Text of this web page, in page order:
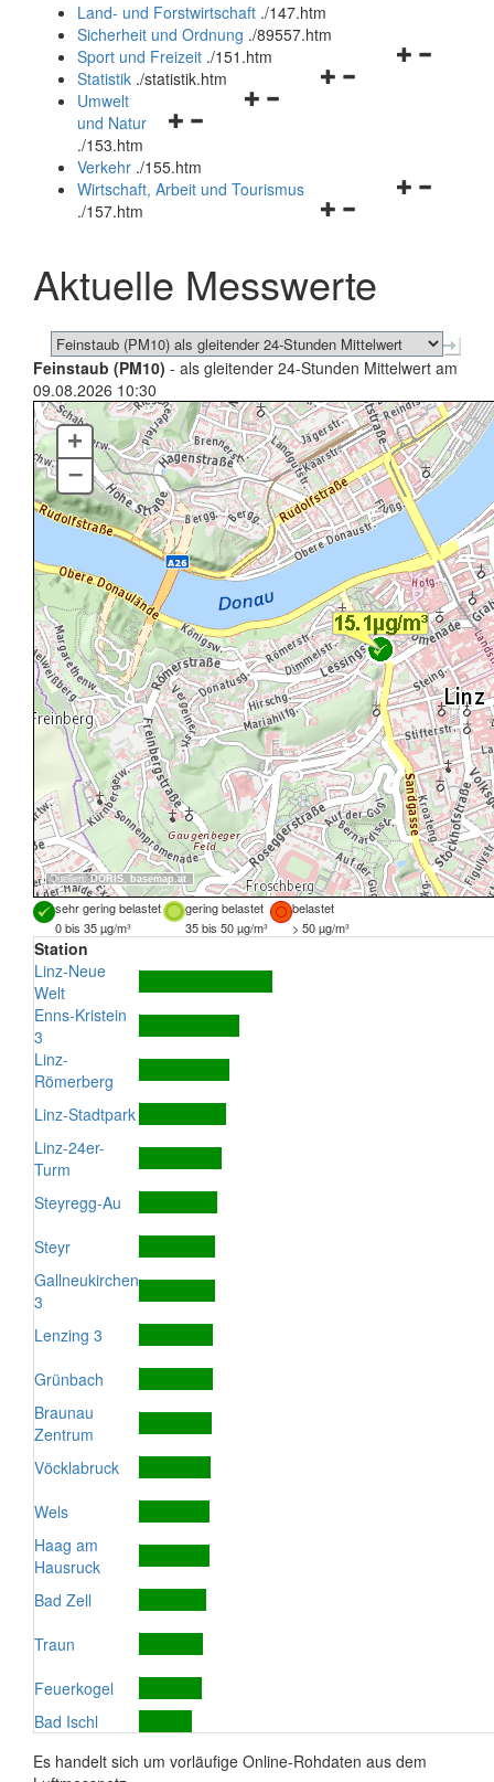
und
schließen
Land- und Forstwirtschaft ./147.htm
Sicherheit und Ordnung ./89557.htm
Navigationsmenü
Sport und Freizeit ./151.htm
Navigationsmenü
Statistik ./statistik.htm
Navigationsmenü
und
schließen
Umwelt
und Natur
./153.htm
Verkehr ./155.htm
Navigationsmenü
schließen
Wirtschaft, Arbeit und Tourismus
./157.htm
Aktuelle Messwerte
Feinstaub (PM10) - als gleitender 24-Stunden Mittelwert am
09.08.2026 10:30
Quellen:DORIS, basemap.at
+
–
sehr gering belastet gering belastet
belastet
0 bis 35 µg/m³
35 bis 50 µg/m³ > 50 µg/m³
Station
Linz-Neue
Welt
Enns-Kristein
3
Linz-
Römerberg
Linz-Stadtpark
Linz-24er-
Turm
Steyregg-Au
Steyr
Gallneukirchen
3
Lenzing 3
Grünbach
Braunau
Zentrum
Vöcklabruck
Wels
Haag am
Hausruck
Bad Zell
Traun
Feuerkogel
Bad Ischl
Es handelt sich um vorläufige Online-Rohdaten aus dem